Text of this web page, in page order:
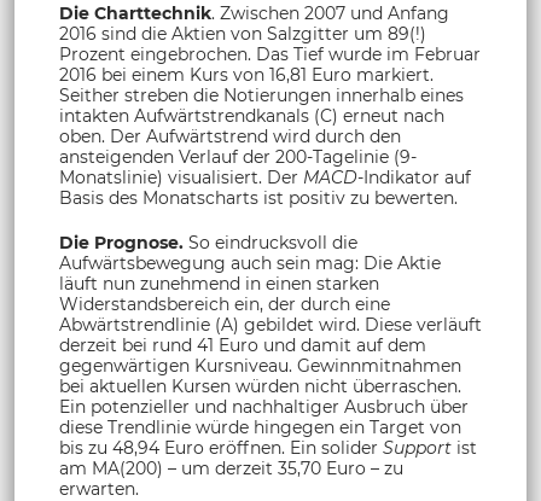
Die Charttechnik. Zwischen 2007 und Anfang
2016 sind die Aktien von Salzgitter um 89(!)
Prozent eingebrochen. Das Tief wurde im Februar
2016 bei einem Kurs von 16,81 Euro markiert.
Seither streben die Notierungen innerhalb eines
intakten Aufwärtstrendkanals (C) erneut nach
oben. Der Aufwärtstrend wird durch den
ansteigenden Verlauf der 200-Tagelinie (9-
Monatslinie) visualisiert. Der MACD-Indikator auf
Basis des Monatscharts ist positiv zu bewerten.
Die Prognose. So eindrucksvoll die
Aufwärtsbewegung auch sein mag: Die Aktie
läuft nun zunehmend in einen starken
Widerstandsbereich ein, der durch eine
Abwärtstrendlinie (A) gebildet wird. Diese verläuft
derzeit bei rund 41 Euro und damit auf dem
gegenwärtigen Kursniveau. Gewinnmitnahmen
bei aktuellen Kursen würden nicht überraschen.
Ein potenzieller und nachhaltiger Ausbruch über
diese Trendlinie würde hingegen ein Target von
bis zu 48,94 Euro eröffnen. Ein solider Support ist
am MA(200) – um derzeit 35,70 Euro – zu
erwarten.